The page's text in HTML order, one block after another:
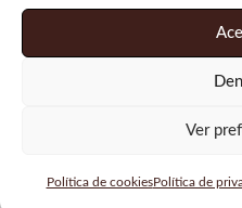
Ver
Política de cookiesPolítica de
Política
Copyright © 2026